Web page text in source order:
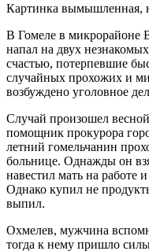
Картинка вымышленная,
В Гомеле в микрорайоне
напал на двух
счастью, потерпевшие
случайных прохожих и
возбуждено уголовное
Случай произошел весной
помощник прокурора
летний гомельчанин
больнице. Однажды он
навестил мать на работе
Однако купил не
выпил.
Охмелев, мужчина
тогда к нему пришло